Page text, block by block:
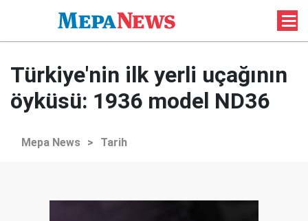
Türkiye'nin ilk yerli uçağının
öyküsü: 1936 model ND36
Mepa News > Tarih